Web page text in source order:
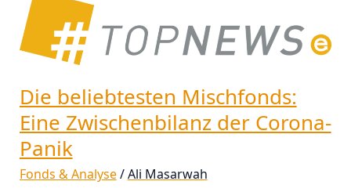
Die beliebtesten Mischfonds:
Eine Zwischenbilanz der Corona-
Panik
Fonds & Analyse/Ali Masarwah
beliebtesten
Mischfonds:
Eine
der
Corona-
Panik